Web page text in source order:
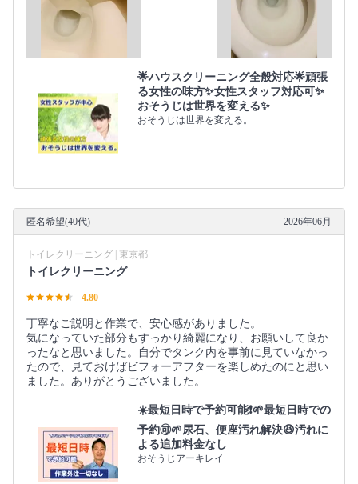
🌟ハウスクリーニング全般対応🌟頑張
る女性の味方✨女性スタッフ対応可✨
おそうじは世界を変える✨
おそうじは世界を変える。
匿名希望(40代) 2026年06月
トイレクリーニング | 東京都
トイレクリーニング
4.80
丁寧なご説明と作業で、安心感がありました。
気になっていた部分もすっかり綺麗になり、お願いして良か
ったなと思いました。自分でタンク内を事前に見ていなかっ
たので、見ておけばビフォーアフターを楽しめたのにと思い
ました。ありがとうございました。
☀️最短日時で予約可能❗🌱最短日時での
予約🉑🌱尿石、便座汚れ解決😆汚れに
よる追加料金なし
おそうじアーキレイ